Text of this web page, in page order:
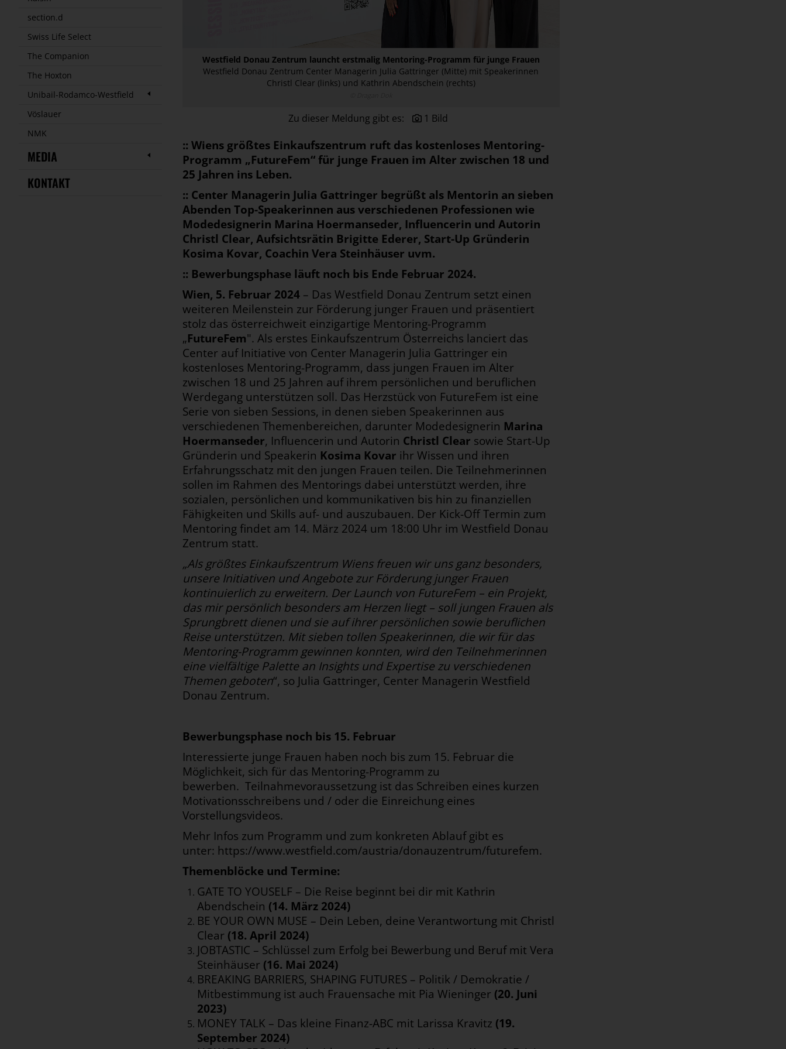
section.d
Swiss Life Select
The Companion
The Hoxton
Unibail-Rodamco-Westfield
Vöslauer
NMK
MEDIA
KONTAKT
Westfield Donau Zentrum launcht erstmalig Mentoring-Programm für junge Frauen
Westfield Donau Zentrum Center Managerin Julia Gattringer (Mitte) mit Speakerinnen
Christl Clear (links) und Kathrin Abendschein (rechts)
Zu dieser Meldung gibt es: 1 Bild
:: Wiens größtes Einkaufszentrum ruft das kostenloses Mentoring-
Programm „FutureFem“ für junge Frauen im Alter zwischen 18 und
25 Jahren ins Leben.
:: Center Managerin Julia Gattringer begrüßt als Mentorin an sieben
Abenden Top-Speakerinnen aus verschiedenen Professionen wie
Modedesignerin Marina Hoermanseder, Influencerin und Autorin
Christl Clear, Aufsichtsrätin Brigitte Ederer, Start-Up Gründerin
Kosima Kovar, Coachin Vera Steinhäuser uvm.
:: Bewerbungsphase läuft noch bis Ende Februar 2024.
Wien, 5. Februar 2024 – Das Westfield Donau Zentrum setzt einen
weiteren Meilenstein zur Förderung junger Frauen und präsentiert
stolz das österreichweit einzigartige Mentoring-Programm
„FutureFem". Als erstes Einkaufszentrum Österreichs lanciert das
Center auf Initiative von Center Managerin Julia Gattringer ein
kostenloses Mentoring-Programm, dass jungen Frauen im Alter
zwischen 18 und 25 Jahren auf ihrem persönlichen und beruflichen
Werdegang unterstützen soll. Das Herzstück von FutureFem ist eine
Serie von sieben Sessions, in denen sieben Speakerinnen aus
verschiedenen Themenbereichen, darunter Modedesignerin Marina
Hoermanseder, Influencerin und Autorin Christl Clear sowie Start-Up
Gründerin und Speakerin Kosima Kovar ihr Wissen und ihren
Erfahrungsschatz mit den jungen Frauen teilen. Die Teilnehmerinnen
sollen im Rahmen des Mentorings dabei unterstützt werden, ihre
sozialen, persönlichen und kommunikativen bis hin zu finanziellen
Fähigkeiten und Skills auf- und auszubauen. Der Kick-Off Termin zum
Mentoring findet am 14. März 2024 um 18:00 Uhr im Westfield Donau
Zentrum statt.
„Als größtes Einkaufszentrum Wiens freuen wir uns ganz besonders,
unsere Initiativen und Angebote zur Förderung junger Frauen
kontinuierlich zu erweitern. Der Launch von FutureFem – ein Projekt,
das mir persönlich besonders am Herzen liegt – soll jungen Frauen als
Sprungbrett dienen und sie auf ihrer persönlichen sowie beruflichen
Reise unterstützen. Mit sieben tollen Speakerinnen, die wir für das
Mentoring-Programm gewinnen konnten, wird den Teilnehmerinnen
eine vielfältige Palette an Insights und Expertise zu verschiedenen
Themen geboten“, so Julia Gattringer, Center Managerin Westfield
Donau Zentrum.
Bewerbungsphase noch bis 15. Februar
Interessierte junge Frauen haben noch bis zum 15. Februar die
Möglichkeit, sich für das Mentoring-Programm zu
bewerben. Teilnahmevoraussetzung ist das Schreiben eines kurzen
Motivationsschreibens und / oder die Einreichung eines
Vorstellungsvideos.
Mehr Infos zum Programm und zum konkreten Ablauf gibt es
unter: https://www.westfield.com/austria/donauzentrum/futurefem.
Themenblöcke und Termine:
GATE TO YOUSELF – Die Reise beginnt bei dir mit Kathrin
Abendschein (14. März 2024)
BE YOUR OWN MUSE – Dein Leben, deine Verantwortung mit Christl
Clear (18. April 2024)
JOBTASTIC – Schlüssel zum Erfolg bei Bewerbung und Beruf mit Vera
Steinhäuser (16. Mai 2024)
BREAKING BARRIERS, SHAPING FUTURES – Politik / Demokratie /
Mitbestimmung ist auch Frauensache mit Pia Wieninger (20. Juni
2023)
MONEY TALK – Das kleine Finanz-ABC mit Larissa Kravitz (19.
September 2024)